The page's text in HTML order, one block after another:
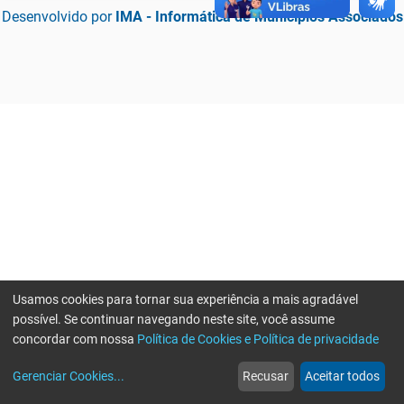
Desenvolvido por IMA - Informática de Municípios Associados
web
Notícias
more_horiz
Mais
Usamos cookies para tornar sua experiência a mais agradável
possível. Se continuar navegando neste site, você assume
concordar com nossa Política de Cookies e Política de privacidade
Gerenciar Cookies... Recusar Aceitar todos
Erro ao enviar informações, por favor tente novamente